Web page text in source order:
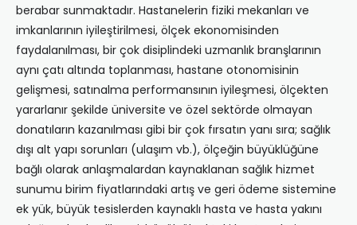
berabar sunmaktadır. Hastanelerin fiziki mekanları ve
imkanlarının iyileştirilmesi, ölçek ekonomisinden
faydalanılması, bir çok disiplindeki uzmanlık branşlarının
aynı çatı altında toplanması, hastane otonomisinin
gelişmesi, satınalma performansının iyileşmesi, ölçekten
yararlanır şekilde üniversite ve özel sektörde olmayan
donatıların kazanılması gibi bir çok fırsatın yanı sıra; sağlık
dışı alt yapı sorunları (ulaşım vb.), ölçeğin büyüklüğüne
bağlı olarak anlaşmalardan kaynaklanan sağlık hizmet
sunumu birim fiyatlarındaki artış ve geri ödeme sistemine
ek yük, büyük tesislerden kaynaklı hasta ve hasta yakını